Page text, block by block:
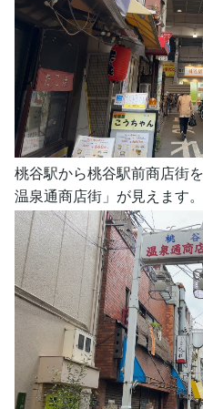
桃谷駅から桃谷駅前商店街
温泉通商店街」が見えます。